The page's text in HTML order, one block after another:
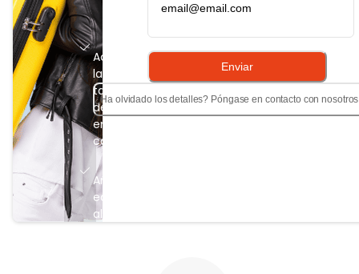
Acceda a
las
tarjetas
de
embarque
con 1 clic
Añada
equipaje,
alojamiento,
Enviar
¿Ha olvidado los detalles? Póngase en contacto con